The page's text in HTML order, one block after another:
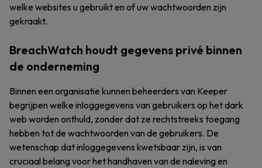
welke websites u gebruikt en of uw wachtwoorden zijn
gekraakt.
BreachWatch houdt gegevens privé binnen
de onderneming
Binnen een organisatie kunnen beheerders van Keeper
begrijpen welke inloggegevens van gebruikers op het dark
web worden onthuld, zonder dat ze rechtstreeks toegang
hebben tot de wachtwoorden van de gebruikers. De
wetenschap dat inloggegevens kwetsbaar zijn, is van
cruciaal belang voor het handhaven van de naleving en